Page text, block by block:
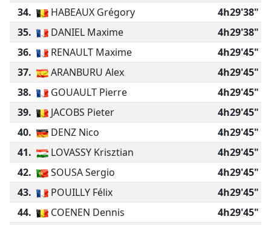
34.
HABEAUX Grégory
4h29'38"
35.
DANIEL Maxime
4h29'38"
36.
RENAULT Maxime
4h29'45"
37.
ARANBURU Alex
4h29'45"
38.
GOUAULT Pierre
4h29'45"
39.
JACOBS Pieter
4h29'45"
40.
DENZ Nico
4h29'45"
41.
LOVASSY Krisztian
4h29'45"
42.
SOUSA Sergio
4h29'45"
43.
POUILLY Félix
4h29'45"
44.
COENEN Dennis
4h29'45"